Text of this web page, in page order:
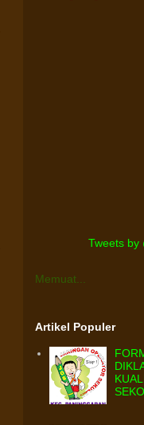
Tweets by
Memuat...
Artikel Populer